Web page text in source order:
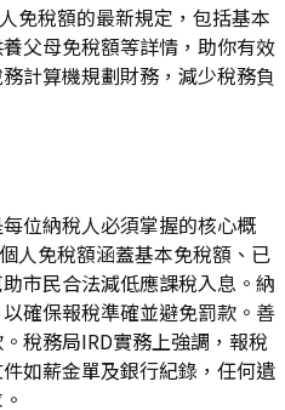
免稅額的最新規定，包括基本
父母免稅額等詳情，助你有效
計算機規劃財務，減少稅務負
位納稅人必須掌握的核心概
人免稅額涵蓋基本免稅額、已
市民合法減低應課稅入息。納
確保報稅準確並避免罰款。善
稅務局IRD實務上強調，報稅
如薪金單及銀行紀錄，任何遺